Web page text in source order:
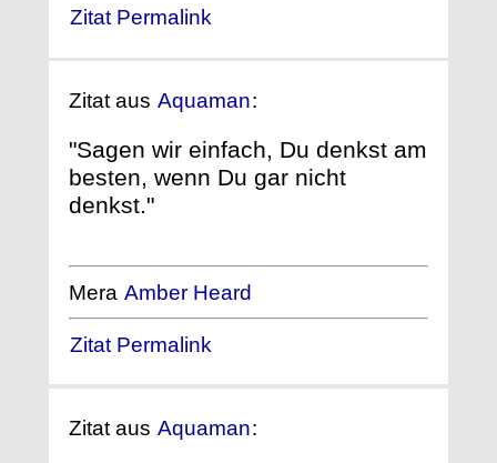
Zitat Permalink
Zitat aus Aquaman:
"Sagen wir einfach, Du denkst am
besten, wenn Du gar nicht
denkst."
Mera Amber Heard
Zitat Permalink
Zitat aus Aquaman: